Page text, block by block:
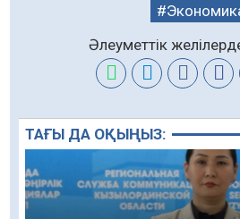
Әлеуметтік
ТАҒЫ ДА ОҚЫҢЫЗ: